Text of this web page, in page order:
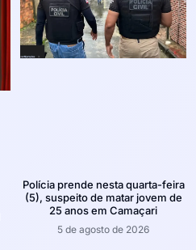
Polícia prende nesta quarta-feira
(5), suspeito de matar jovem de
25 anos em Camaçari
5 de agosto de 2026